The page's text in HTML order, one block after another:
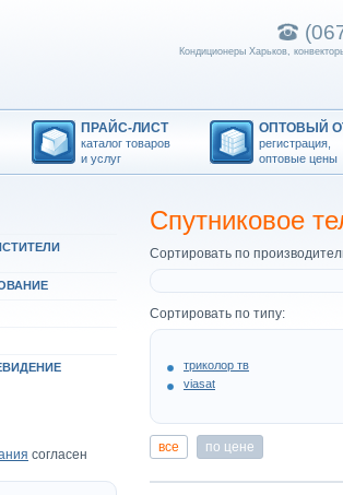
Кондиционеры Харьков,
ПРАЙС-ЛИСТ
каталог товаров
и услуг
ОПТОВЫЙ
регистрация,
оптовые цены
согласен
Спутниковое
Сортировать по
Сортировать по типу:
триколор тв
viasat
все по цене